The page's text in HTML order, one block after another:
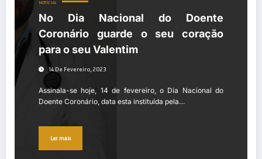
NOTÍCIAS
No Dia Nacional do Doente
Coronário guarde o seu coração
para o seu Valentim
14 De Fevereiro, 2023
Assinala-se hoje, 14 de fevereiro, o Dia Nacional do
Doente Coronário, data esta instituída pela…
Ler mais